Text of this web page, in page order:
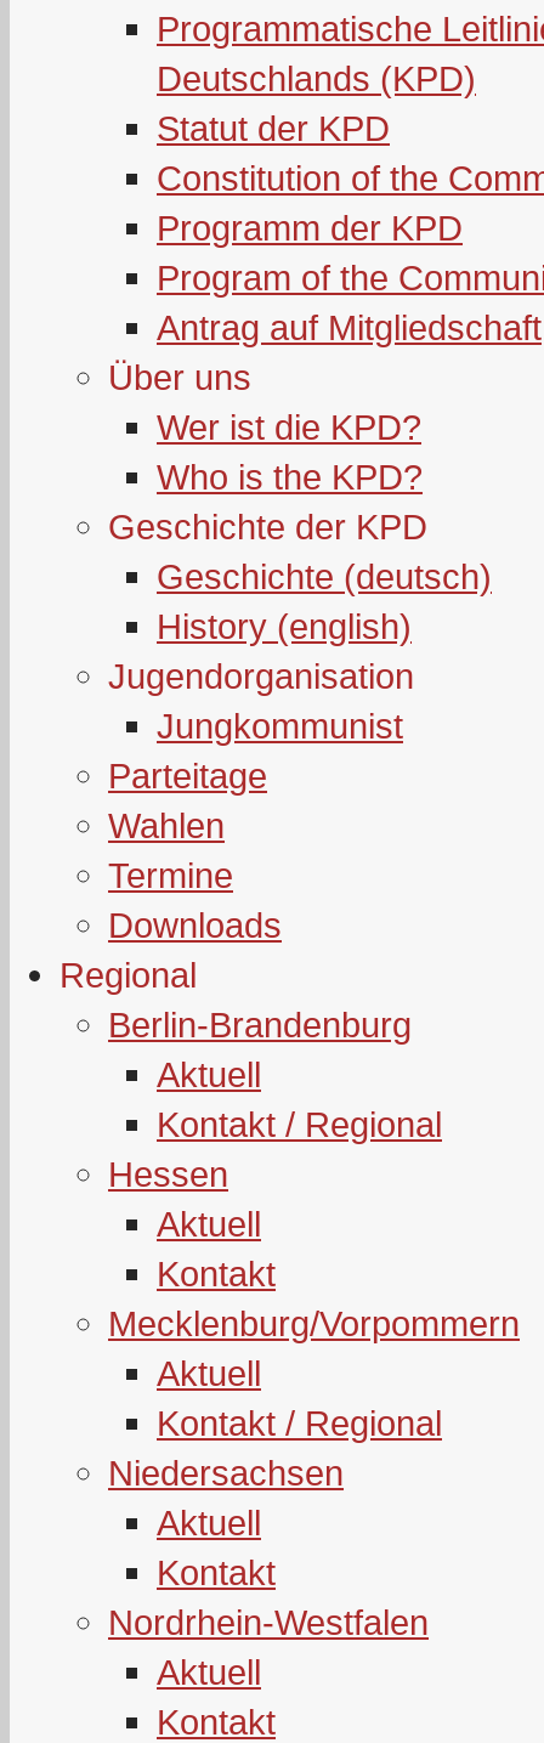
Programmatische
Deutschlands (KPD)
Statut der KPD
Constitution of the
Programm der KPD
Program of the
Antrag auf Mitgliedschaft
Über uns
Wer ist die KPD?
Who is the KPD?
Geschichte der KPD
Geschichte (deutsch)
History (english)
Jugendorganisation
Jungkommunist
Parteitage
Wahlen
Termine
Downloads
Regional
Berlin-Brandenburg
Aktuell
Kontakt / Regional
Hessen
Aktuell
Kontakt
Mecklenburg/Vorpommern
Aktuell
Kontakt / Regional
Niedersachsen
Aktuell
Kontakt
Nordrhein-Westfalen
Aktuell
Kontakt